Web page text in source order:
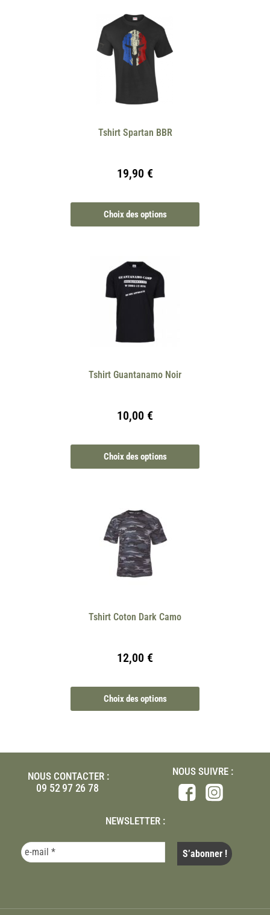
Tshirt Spartan BBR
19,90 €
Choix des options
Tshirt Guantanamo Noir
10,00 €
Choix des options
Tshirt Coton Dark Camo
12,00 €
Choix des options
NOUS CONTACTER :
09 52 97 26 78
NOUS SUIVRE :
NEWSLETTER :